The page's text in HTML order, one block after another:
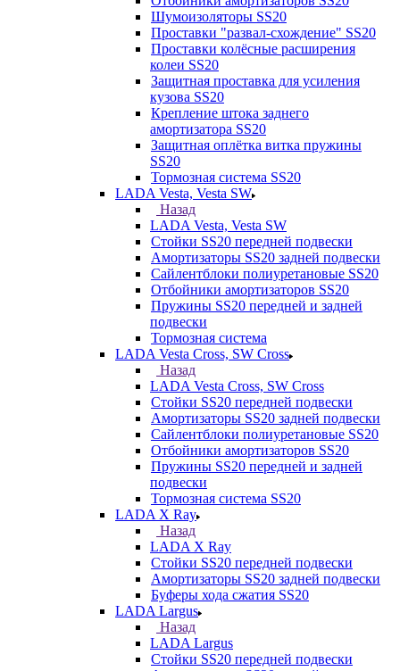
Шумоизоляторы SS20
Проставки "развал-схождение" SS20
Проставки колёсные расширения
колеи SS20
Защитная проставка для усиления
кузова SS20
Крепление штока заднего
амортизатора SS20
Защитная оплётка витка пружины
SS20
Тормозная система SS20
LADA Vesta, Vesta SW
Назад
LADA Vesta, Vesta SW
Стойки SS20 передней подвески
Амортизаторы SS20 задней подвески
Сайлентблоки полиуретановые SS20
Отбойники амортизаторов SS20
Пружины SS20 передней и задней
подвески
Тормозная система
LADA Vesta Cross, SW Cross
Назад
LADA Vesta Cross, SW Cross
Стойки SS20 передней подвески
Амортизаторы SS20 задней подвески
Сайлентблоки полиуретановые SS20
Отбойники амортизаторов SS20
Пружины SS20 передней и задней
подвески
Тормозная система SS20
LADA X Ray
Назад
LADA X Ray
Стойки SS20 передней подвески
Амортизаторы SS20 задней подвески
Буферы хода сжатия SS20
LADA Largus
Назад
LADA Largus
Стойки SS20 передней подвески